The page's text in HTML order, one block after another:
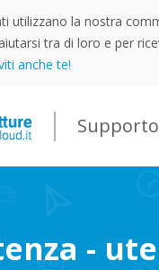
utilizzano la nostra
tra di loro e per
anche te!
-